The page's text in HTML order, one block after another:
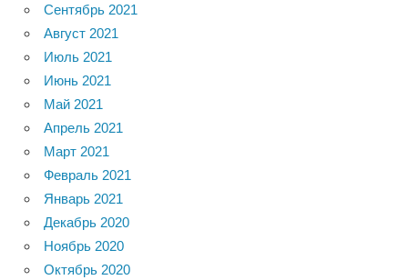
Сентябрь 2021
Август 2021
Июль 2021
Июнь 2021
Май 2021
Апрель 2021
Март 2021
Февраль 2021
Январь 2021
Декабрь 2020
Ноябрь 2020
Октябрь 2020